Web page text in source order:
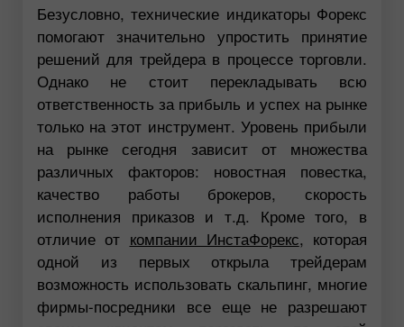
Безусловно, технические индикаторы Форекс
помогают значительно упростить принятие
решений для трейдера в процессе торговли.
Однако не стоит перекладывать всю
ответственность за прибыль и успех на рынке
только на этот инструмент. Уровень прибыли
на рынке сегодня зависит от множества
различных факторов: новостная повестка,
качество работы брокеров, скорость
исполнения приказов и т.д. Кроме того, в
отличие от компании ИнстаФорекс, которая
одной из первых открыла трейдерам
возможность использовать скальпинг, многие
фирмы-посредники все еще не разрешают